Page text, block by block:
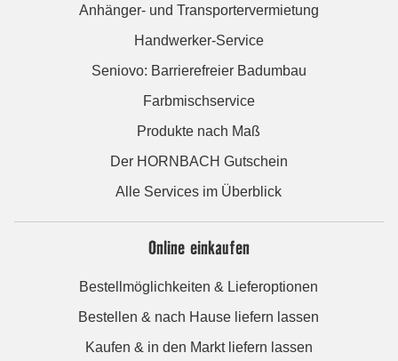
Anhänger- und Transportervermietung
Handwerker-Service
Seniovo: Barrierefreier Badumbau
Farbmischservice
Produkte nach Maß
Der HORNBACH Gutschein
Alle Services im Überblick
Online einkaufen
Bestellmöglichkeiten & Lieferoptionen
Bestellen & nach Hause liefern lassen
Kaufen & in den Markt liefern lassen